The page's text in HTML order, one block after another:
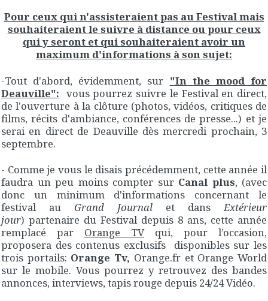
Pour ceux qui n'assisteraient pas au Festival mais
souhaiteraient le suivre à distance ou pour ceux
qui y seront et qui souhaiteraient avoir un
maximum d'informations à son sujet:
-Tout d'abord, évidemment, sur "In the mood for
Deauville": vous pourrez suivre le Festival en direct,
de l'ouverture à la clôture (photos, vidéos, critiques de
films, récits d'ambiance, conférences de presse...) et je
serai en direct de Deauville dès mercredi prochain, 3
septembre.
- Comme je vous le disais précédemment, cette année il
faudra un peu moins compter sur Canal plus, (avec
donc un minimum d'informations concernant le
festival au Grand Journal et dansExtérieur
jour) partenaire du Festival depuis 8 ans, cette année
remplacé par Orange TVqui, pour l’occasion,
proposera des contenus exclusifs disponibles sur les
trois portails: Orange Tv, Orange.fr et Orange World
sur le mobile. Vous pourrez y retrouvez des bandes
annonces, interviews, tapis rouge depuis 24/24 Vidéo.